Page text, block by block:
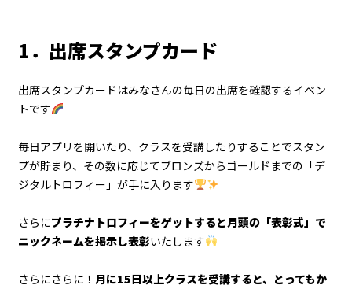
1．出席スタンプカード
出席スタンプカードはみなさんの毎日の出席を確認するイベン
トです
毎日アプリを開いたり、クラスを受講したりすることでスタン
プが貯まり、その数に応じてブロンズからゴールドまでの「デ
ジタルトロフィー」が手に入ります
さらにプラチナトロフィーをゲットすると月頭の「表彰式」で
ニックネームを掲示し表彰いたします
さらにさらに！月に15日以上クラスを受講すると、とってもか